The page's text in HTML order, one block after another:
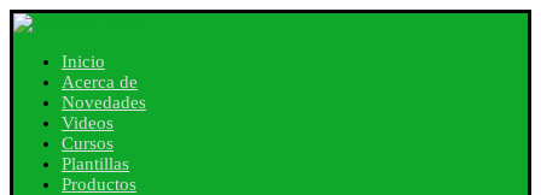
Inicio
Acerca de
Novedades
Videos
Cursos
Plantillas
Productos